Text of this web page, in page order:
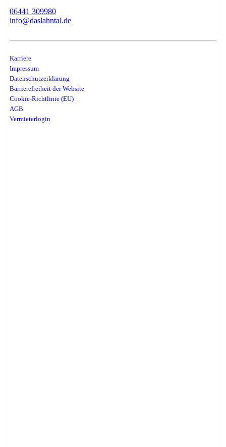
06441 309980
info@daslahntal.de
Karriere
Impressum
Datenschutzerklärung
Barrierefreiheit der Website
Cookie-Richtlinie (EU)
AGB
Vermieterlogin